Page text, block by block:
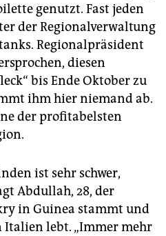
genutzt. Fast jeden
der Regionalverwaltung
Regionalpräsident
diesen
bis Ende Oktober zu
ihm hier niemand ab.
der profitabelsten
ist sehr schwer,
Abdullah, 28, der
in Guinea stammt und
Italien lebt. „Immer mehr